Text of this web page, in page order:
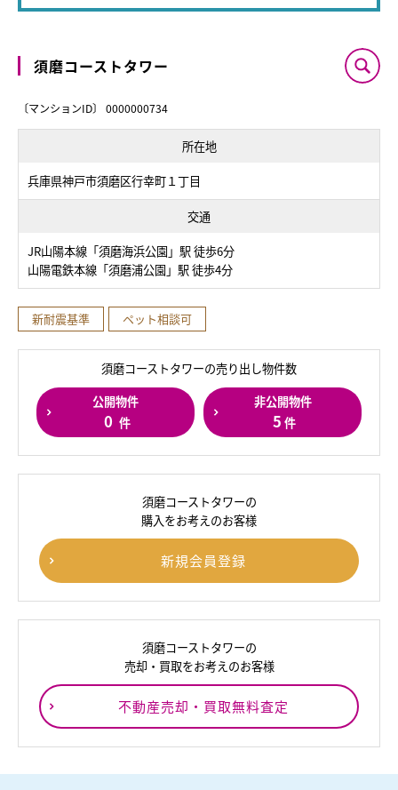
須磨コーストタワー
〔マンションID〕 0000000734
所在地
兵庫県神戸市須磨区行幸町１丁目
交通
JR山陽本線「須磨海浜公園」駅 徒歩6分
山陽電鉄本線「須磨浦公園」駅 徒歩4分
新耐震基準 ペット相談可
須磨コーストタワーの売り出し物件数
公開物件
0 件
非公開物件
5 件
須磨コーストタワーの
購入をお考えのお客様
新規会員登録
須磨コーストタワーの
売却・買取をお考えのお客様
不動産売却・買取無料査定